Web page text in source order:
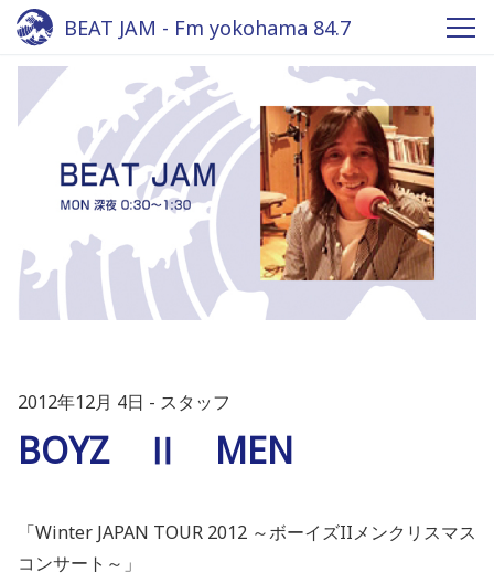
BEAT JAM - Fm yokohama 84.7
2012年12月 4日 スタッフ
BOYZ Ⅱ MEN
「Winter JAPAN TOUR 2012 ～ボーイズIIメンクリスマス
コンサート～」